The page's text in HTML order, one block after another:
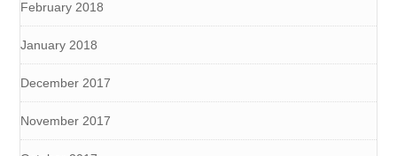
February 2018
January 2018
December 2017
November 2017